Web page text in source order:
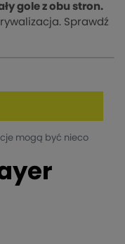
gole z obu stron.
Sprawdź
mogą być nieco